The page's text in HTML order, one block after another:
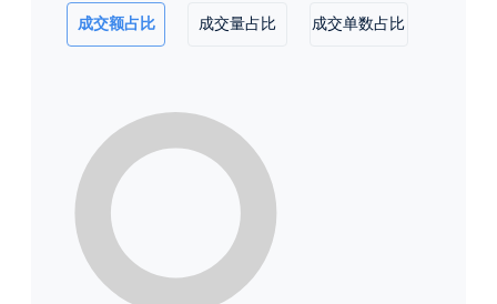
成交额占比 成交量占比 成交单数占比